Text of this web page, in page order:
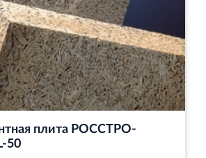
плита РОССТРО-